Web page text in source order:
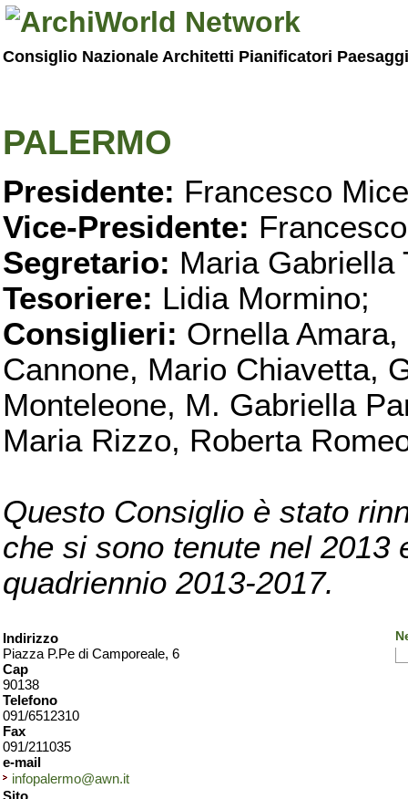
Consiglio Nazionale Architetti Pianificatori
PALERMO
Presidente: Francesco
Vice-Presidente:
Segretario: Maria Gabriella
Tesoriere: Lidia Mormino;
Consiglieri: Ornella
Cannone, Mario Chiavetta,
Monteleone, M. Gabriella
Maria Rizzo, Roberta
Questo Consiglio è stato
che si sono tenute nel 2013
quadriennio 2013-2017.
Indirizzo
Piazza P.Pe di Camporeale, 6
Cap
90138
Telefono
091/6512310
Fax
091/211035
e-mail
infopalermo@awn.it
Sito